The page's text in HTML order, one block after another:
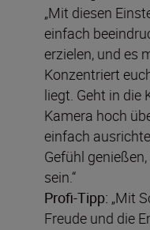
„Mit diesen
einfach
erzielen, und es
Konzentriert
liegt. Geht in die
Kamera hoch
einfach
Gefühl
sein.“
Profi-Tipp: „Mit
Freude und die